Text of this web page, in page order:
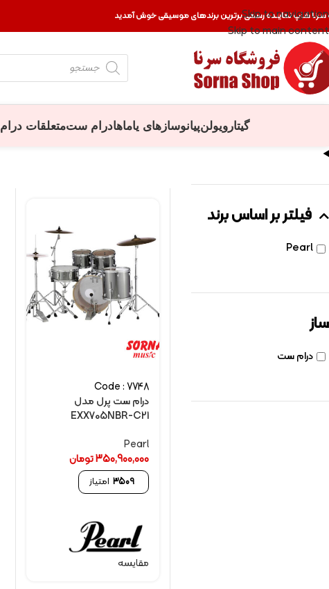
Skip to navigation
Skip to main content
سرنا شاپ نماینده رسمی برترین برندهای موسیقی خوش آمدید
گیتار ویولنپیانوسازهای یاماهادرام ستمتعلقات درام
فیلتر بر اساس برند
Pearl
ساز
درام ست
Code : 7748
درام ست پرل مدل
EXX705NBR-C21
Pearl
350,900,000تومان
3509 امتیاز
مقایسه